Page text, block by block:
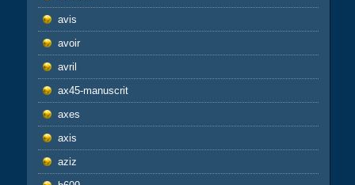
avis
avoir
avril
ax45-manuscrit
axes
axis
aziz